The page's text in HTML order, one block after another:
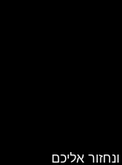
שלחו הודעת וואטסאפ ל 0543272544 ונחזור אליכם